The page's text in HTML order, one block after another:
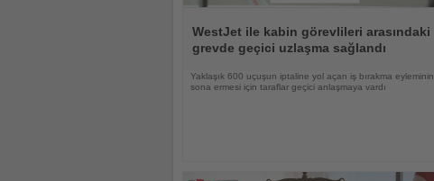
Oku
WestJet ile kabin görevlileri arasındaki
grevde geçici uzlaşma sağlandı
Yaklaşık 600 uçuşun iptaline yol açan iş bırakma eyleminin
sona ermesi için taraflar geçici anlaşmaya vardı